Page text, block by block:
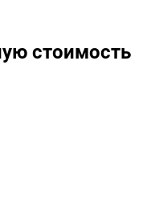
стоимость